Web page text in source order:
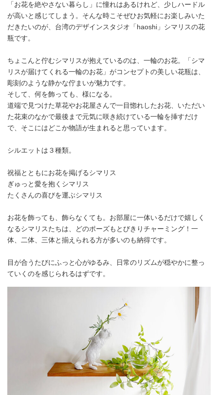
「お花を絶やさない暮らし」に憧れはあるけれど、少しハードル
が高いと感じてしまう。そんな時こそぜひお気軽にお楽しみいた
だきたいのが、台湾のデザインスタジオ「haoshi」シマリスの花
瓶です。
ちょこんと佇むシマリスが抱えているのは、一輪のお花。「シマ
リスが届けてくれる一輪のお花」がコンセプトの美しい花瓶は、
彫刻のような静かな佇まいが魅力です。
そして、何を飾っても、様になる。
道端で見つけた草花やお花屋さんで一目惚れしたお花、いただい
た花束のなかで最後まで元気に咲き続けている一輪を挿すだけ
で、そこにはどこか物語が生まれると思っています。
シルエットは３種類。
祝福とともにお花を掲げるシマリス
ぎゅっと愛を抱くシマリス
たくさんの喜びを運ぶシマリス
お花を飾っても、飾らなくても。お部屋に一体いるだけで嬉しく
なるシマリスたちは、どのポーズもとびきりチャーミング！一
体、二体、三体と揃えられる方が多いのも納得です。
目が合うたびにふっと心がゆるみ、日常のリズムが穏やかに整っ
ていくのを感じられるはずです。